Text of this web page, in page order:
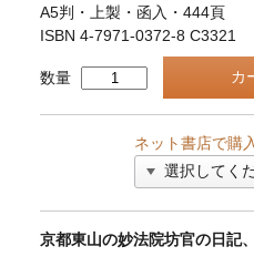
A5判・上製・函入・444頁
ISBN 4-7971-0372-8 C3321
数量
ネット書店で購
京都東山の妙法院坊官の日記